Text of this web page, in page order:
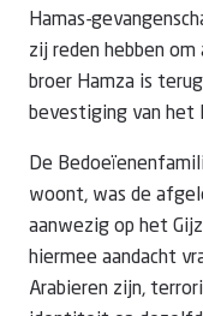
Hamas-
zij reden hebben
broer Hamza is
bevestiging van het
De
woont, was de
aanwezig op het
hiermee aandacht
Arabieren zijn,